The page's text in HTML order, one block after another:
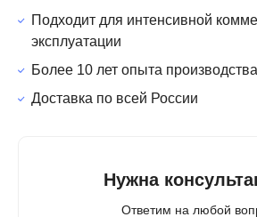
Подходит для интенсивной
эксплуатации
Более 10 лет опыта
Доставка по всей России
Нужна
Ответим на любой